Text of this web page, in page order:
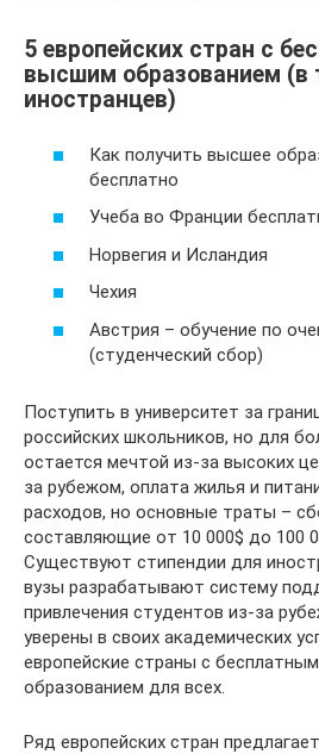
5 европейских стран с
высшим образованием (в
иностранцев)
Как получить высшее
бесплатно
Учеба во Франции
Норвегия и Исландия
Чехия
Австрия – обучение по
(студенческий сбор)
Поступить в университет за
российских школьников, но для
остается мечтой из-за высоких
за рубежом, оплата жилья и
расходов, но основные траты –
составляющие от 10 000$ до 100
Существуют стипендии для
вузы разрабатывают систему
привлечения студентов из-за
уверены в своих академических
европейские страны с
образованием для всех.
Ряд европейских стран